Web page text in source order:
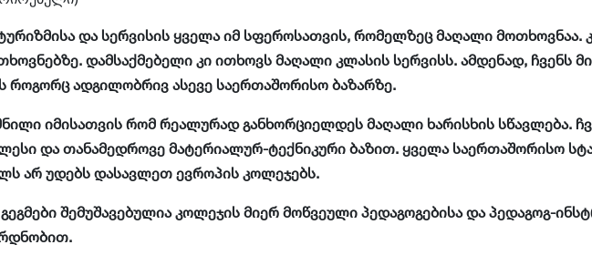
და სერვისის ყველა იმ სფეროსათვის, რომელზეც მაღალი
დამსაქმებელი კი ითხოვს მაღალი კლასის სერვისს. ამდენად, ჩვენს
როგორც ადგილობრივ ასევე საერთაშორისო ბაზარზე.
იმისათვის რომ რეალურად განხორციელდეს მაღალი ხარისხის სწავლება.
და თანამედროვე მატერიალურ-ტექნიკური ბაზით. ყველა საერთაშორისო
არ უდებს დასავლეთ ევროპის კოლეჯებს.
შემუშავებულია კოლეჯის მიერ მოწვეული პედაგოგებისა და პედაგოგ-